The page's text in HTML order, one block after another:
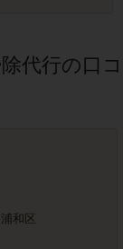
代行の口コ
和区